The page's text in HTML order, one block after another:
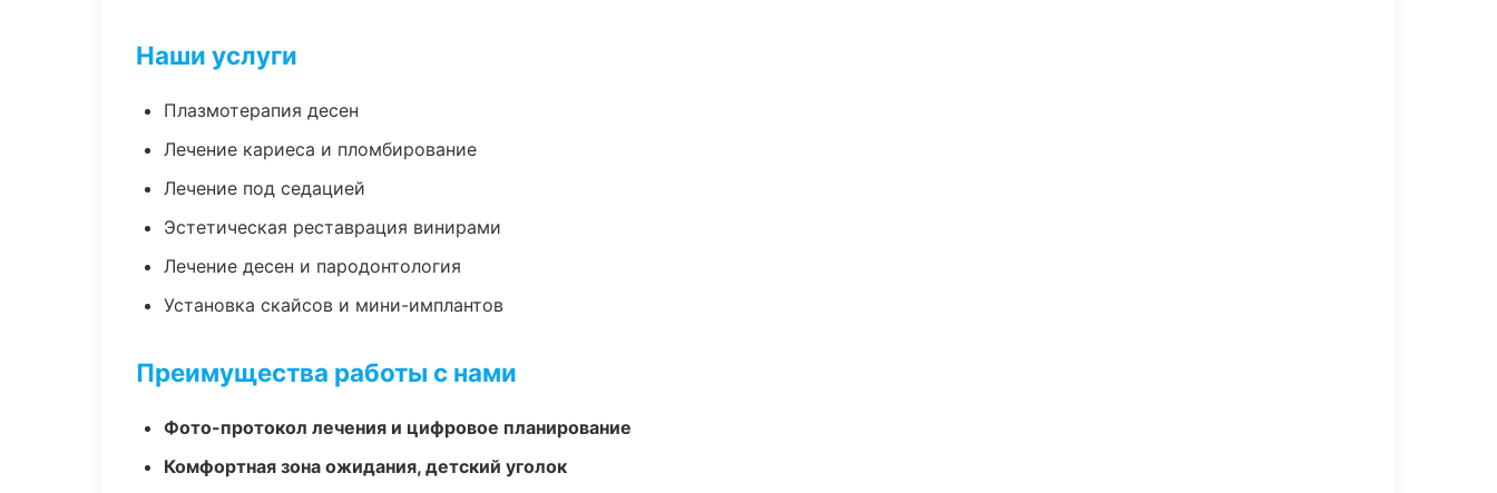
Наши услуги
Плазмотерапия десен
Лечение кариеса и пломбирование
Лечение под седацией
Эстетическая реставрация винирами
Лечение десен и пародонтология
Установка скайсов и мини-имплантов
Преимущества работы с нами
Фото-протокол лечения и цифровое планирование
Комфортная зона ожидания, детский уголок